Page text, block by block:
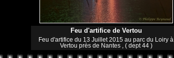
Feu d'artifice de Vertou
Feu d'artifice du 13 Juillet 2015 au parc du Loiry à
Vertou près de Nantes , ( dept 44 )